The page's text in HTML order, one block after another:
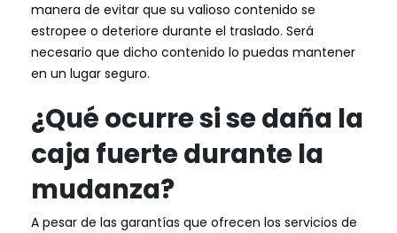
manera de evitar que su valioso contenido se
estropee o deteriore durante el traslado. Será
necesario que dicho contenido lo puedas mantener
en un lugar seguro.
¿Qué ocurre si se daña la
caja fuerte durante la
mudanza?
A pesar de las garantías que ofrecen los servicios de